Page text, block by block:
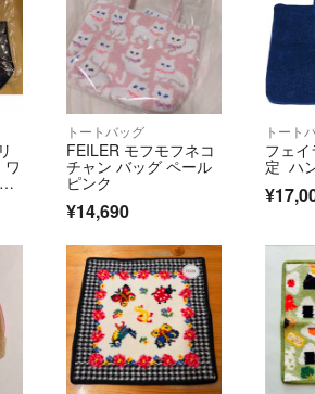
トートバッグ
FEILER モフモフネコ
チャン バッグ ペール
ピンク
¥14,690
トート
フェ
定 ハ